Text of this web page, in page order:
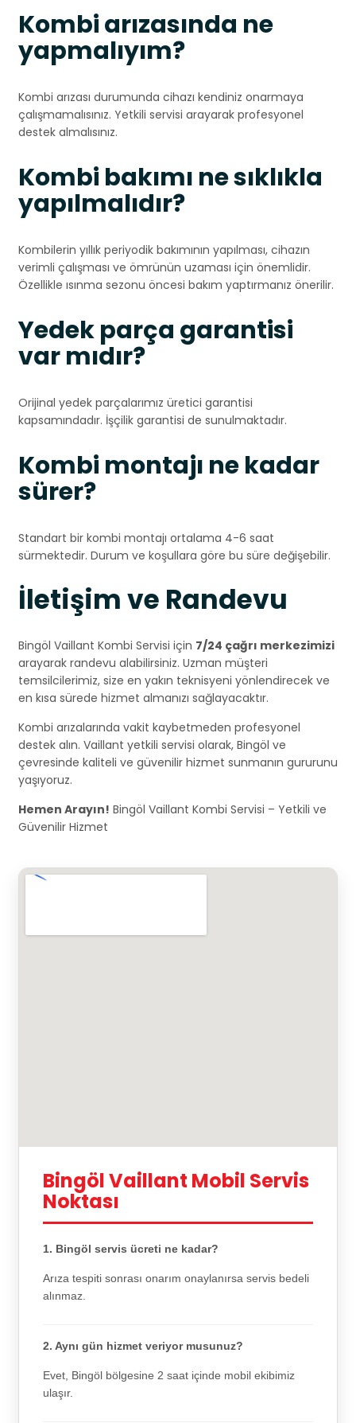
Kombi arızasında ne
yapmalıyım?
Kombi arızası durumunda cihazı kendiniz onarmaya
çalışmamalısınız. Yetkili servisi arayarak profesyonel
destek almalısınız.
Kombi bakımı ne sıklıkla
yapılmalıdır?
Kombilerin yıllık periyodik bakımının yapılması, cihazın
verimli çalışması ve ömrünün uzaması için önemlidir.
Özellikle ısınma sezonu öncesi bakım yaptırmanız önerilir.
Yedek parça garantisi
var mıdır?
Orijinal yedek parçalarımız üretici garantisi
kapsamındadır. İşçilik garantisi de sunulmaktadır.
Kombi montajı ne kadar
sürer?
Standart bir kombi montajı ortalama 4-6 saat
sürmektedir. Durum ve koşullara göre bu süre değişebilir.
İletişim ve Randevu
Bingöl Vaillant Kombi Servisi için 7/24 çağrı merkezimizi
arayarak randevu alabilirsiniz. Uzman müşteri
temsilcilerimiz, size en yakın teknisyeni yönlendirecek ve
en kısa sürede hizmet almanızı sağlayacaktır.
Kombi arızalarında vakit kaybetmeden profesyonel
destek alın. Vaillant yetkili servisi olarak, Bingöl ve
çevresinde kaliteli ve güvenilir hizmet sunmanın gururunu
yaşıyoruz.
Hemen Arayın! Bingöl Vaillant Kombi Servisi – Yetkili ve
Güvenilir Hizmet
Bingöl Vaillant Mobil Servis
Noktası
1. Bingöl servis ücreti ne kadar?
Arıza tespiti sonrası onarım onaylanırsa servis bedeli
alınmaz.
2. Aynı gün hizmet veriyor musunuz?
Evet, Bingöl bölgesine 2 saat içinde mobil ekibimiz
ulaşır.